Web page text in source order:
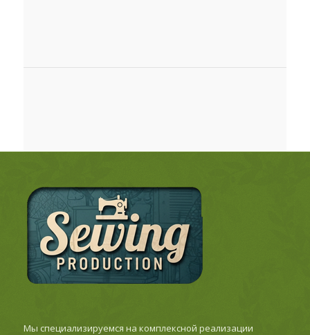
Мы специализируемся на комплексной реализации